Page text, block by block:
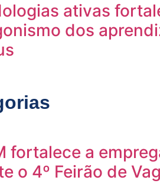
ativas
dos
fortalece a
o 4º Feirão de